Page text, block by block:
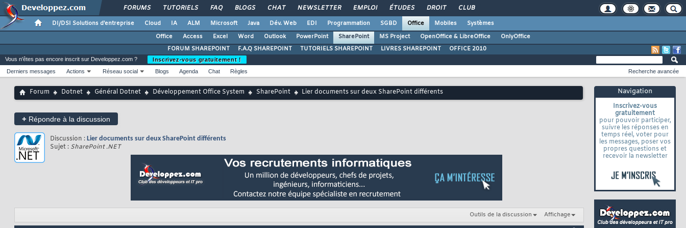
FORUMS TUTORIELS FAQ BLOGS CHAT NEWSLETTER EMPLOI ÉTUDES DROIT CLUB
DI/DSI Solutions d'entreprise Cloud IA ALM Microsoft Java Dév. Web EDI Programmation SGBD Office Mobiles
Systèmes
Office
Access Excel Word Outlook PowerPoint SharePoint MS Project OpenOffice & LibreOffice
OnlyOffice
FORUM SHAREPOINT
F.A.Q SHAREPOINT TUTORIELS SHAREPOINT LIVRES SHAREPOINT OFFICE 2010
Navigation
Inscrivez-vous
gratuitement
pour pouvoir participer,
suivre les réponses en
temps réel, voter pour
les messages, poser vos
propres questions et
recevoir la newsletter
Vous n'êtes pas encore inscrit sur Developpez.com ?
Inscrivez-vous gratuitement !
Derniers messages
Actions Réseau social Blogs Agenda Chat Règles Recherche avancée
Forum Dotnet Général Dotnet Développement Office System SharePoint Lier documents sur deux SharePoint différents
+ Répondre à la discussion
Discussion : Lier documents sur deux SharePoint différents
Sujet : SharePoint .NET
Outils de la discussion Affichage